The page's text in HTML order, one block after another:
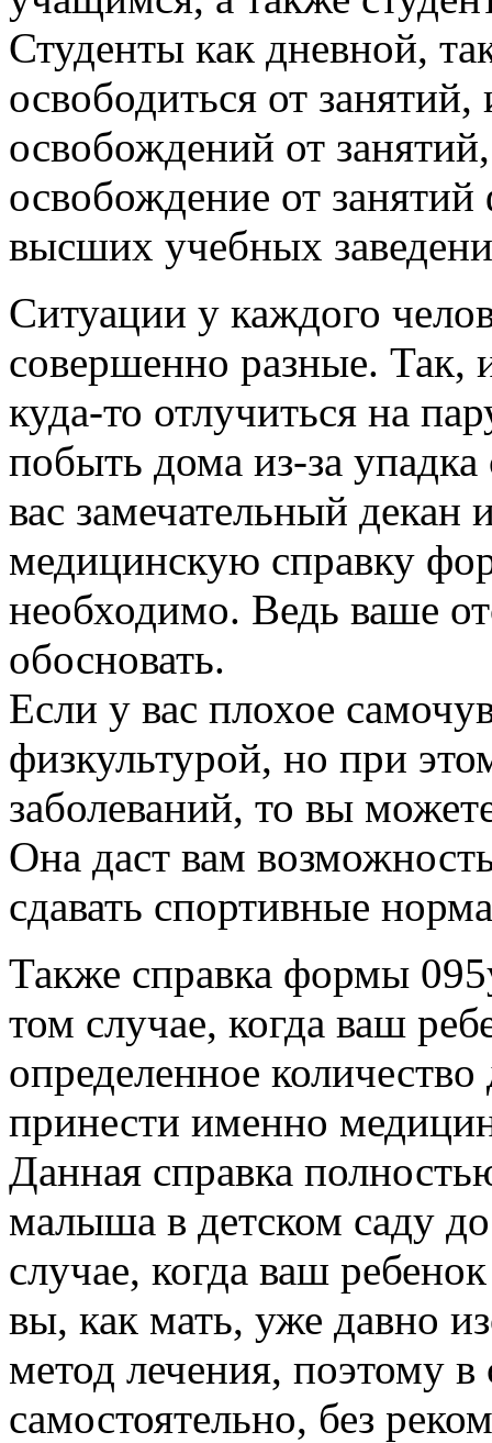
Студенты как дневной,
освободиться от
освобождений от
освобождение от
высших учебных
Ситуации у каждого
совершенно разные. Так,
куда-то отлучиться на
побыть дома из-за
вас замечательный декан
медицинскую справку
необходимо. Ведь ваше
обосновать.
Если у вас плохое
физкультурой, но при
заболеваний, то вы
Она даст вам
сдавать спортивные
Также справка формы
том случае, когда ваш
определенное
принести именно
Данная справка
малыша в детском саду
случае, когда ваш
вы, как мать, уже давно
метод лечения, поэтому в
самостоятельно, без